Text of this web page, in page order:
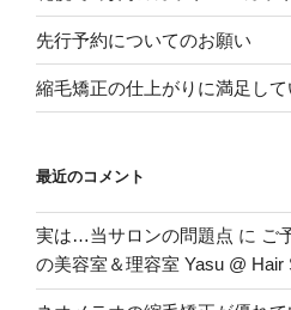
先行予約についてのお願い
縮毛矯正の仕上がりに満足して
最近のコメント
実は…当サロンの問題点 に ご
の美容室＆理容室 Yasu @ Hair